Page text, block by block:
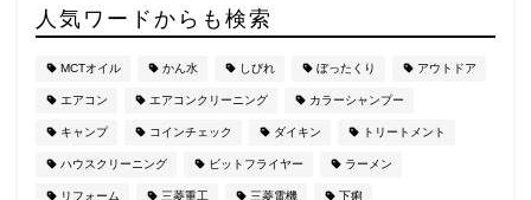
人気ワードからも検索
MCTオイル かん水 しびれ ぼったくり アウトドア
エアコン エアコンクリーニング カラーシャンプー
キャンプ コインチェック ダイキン トリートメント
ハウスクリーニング ビットフライヤー ラーメン
リフォーム 三菱重工 三菱電機 下痢